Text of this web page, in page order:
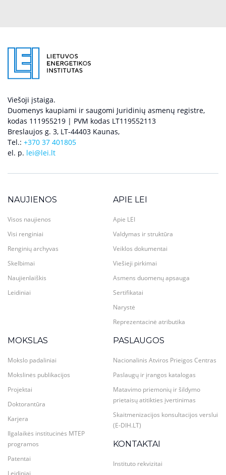
Viešoji įstaiga.
Duomenys kaupiami ir saugomi Juridinių asmenų registre,
kodas 111955219 | PVM kodas LT119552113
Breslaujos g. 3, LT-44403 Kaunas,
Tel.: +370 37 401805
el. p. lei@lei.lt
NAUJIENOS
Visos naujienos
Visi renginiai
Renginių archyvas
Skelbimai
Naujienlaiškis
Leidiniai
APIE LEI
Apie LEI
Valdymas ir struktūra
Veiklos dokumentai
Viešieji pirkimai
Asmens duomenų apsauga
Sertifikatai
Narystė
Reprezentacinė atributika
MOKSLAS
Mokslo padaliniai
Mokslinės publikacijos
Projektai
Doktorantūra
Karjera
Ilgalaikės institucinės MTEP
programos
Patentai
PASLAUGOS
Nacionalinis Atviros Prieigos Centras
Paslaugų ir įrangos katalogas
Matavimo priemonių ir šildymo
prietaisų atitikties įvertinimas
Skaitmenizacijos konsultacijos verslui
(E-DIH.LT)
KONTAKTAI
Instituto rekvizitai